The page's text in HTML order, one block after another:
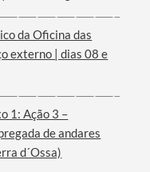
da Oficina das
externo | dias 08 e
1: Ação 3 –
de andares
d´Ossa)